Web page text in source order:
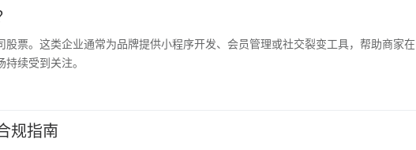
票。这类企业通常为品牌提供小程序开发、会员管理或社交裂变工具，帮助商家在
续受到关注。
规指南